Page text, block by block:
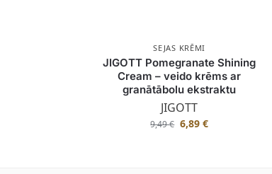
SEJAS KRĒMI
JIGOTT Pomegranate Shining
Cream – veido krēms ar
granātābolu ekstraktu
JIGOTT
9,49€ 6,89€